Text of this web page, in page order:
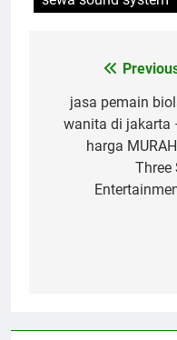
navigation
jasa pemain
wanita di jakarta
harga
Three